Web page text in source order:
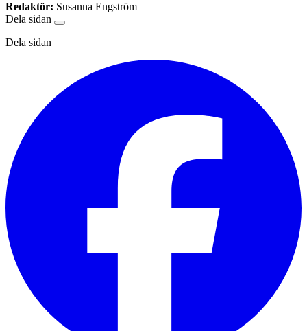
Redaktör: Susanna Engström
Dela sidan
Dela sidan